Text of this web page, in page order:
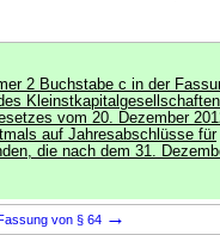
2 Buchstabe c in der
vom 20. Dezember
auf Jahresabschlüsse für
die nach dem 31.
von § 64 →